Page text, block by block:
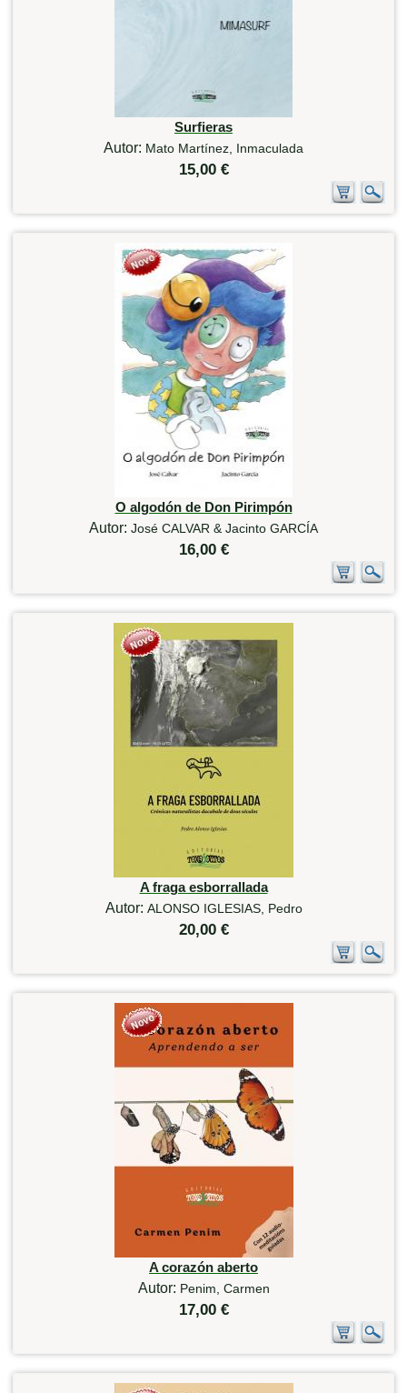
Surfieras
Autor: Mato Martínez, Inmaculada
15,00 €
O algodón de Don Pirimpón
Autor: José CALVAR & Jacinto GARCÍA
16,00 €
A fraga esborrallada
Autor: ALONSO IGLESIAS, Pedro
20,00 €
A corazón aberto
Autor: Penim, Carmen
17,00 €